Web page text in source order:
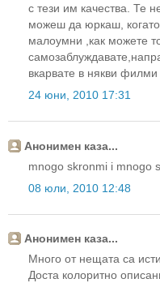
с тези им качества. Те
можеш да юркаш,
малоумни ,как можете
вкарвате в някви филми
24 юни, 2010 17:31
Анонимен каза...
mnogo skronmi i mnogo
08 юли, 2010 12:48
Анонимен каза...
Много от нещата са
Доста колоритно